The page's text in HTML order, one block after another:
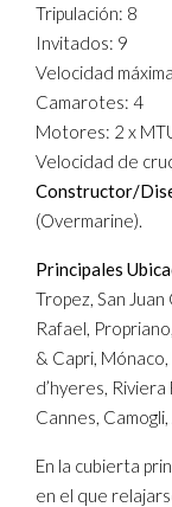
Tripulación: 8
Invitados: 9
Velocidad
Camarotes: 4
Motores: 2 x
Velocidad de
Constructor/
(Overmarine).
Principales
Tropez, San Juan
Rafael,
& Capri,
d’hyeres,
Cannes,
En la cubierta
en el que